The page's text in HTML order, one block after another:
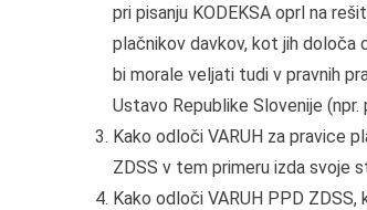
pri pisanju KODEKSA oprl na
plačnikov davkov, kot jih določa
bi morale veljati tudi v pravnih
Ustavo Republike Slovenije
Kako odloči VARUH za pravice
ZDSS v tem primeru izda svoje
Kako odloči VARUH PPD